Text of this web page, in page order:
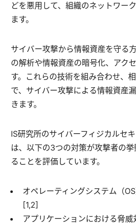
どを悪用して、組織のネットワー
ます。
サイバー攻撃から情報資産を守る
の解析や情報資産の暗号化、アク
す。これらの技術を組み合わせ、
で、サイバー攻撃による情報資産
きます。
IS研究所のサイバーフィジカルセ
は、以下の3つの対策が攻撃者の
ることを評価しています。
オペレーティングシステム（
[1,2]
アプリケーションにおける脅